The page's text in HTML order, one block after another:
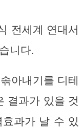
전세계 연대서
니다.
아내기를 디테
결과가 있을 것
과가 날 수 있